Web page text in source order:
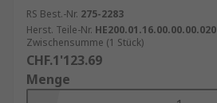
RS Best.-Nr. 275-2283
Herst. Teile-Nr. HE200.01.16.00.00.00.020
Zwischensumme (1 Stück)
CHF.1'123.69
Menge